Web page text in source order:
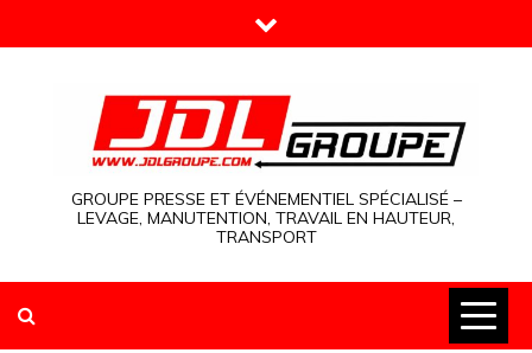
to
GROUPE PRESSE ET ÉVÉNEMENTIEL SPÉCIALISÉ –
LEVAGE, MANUTENTION, TRAVAIL EN HAUTEUR,
TRANSPORT